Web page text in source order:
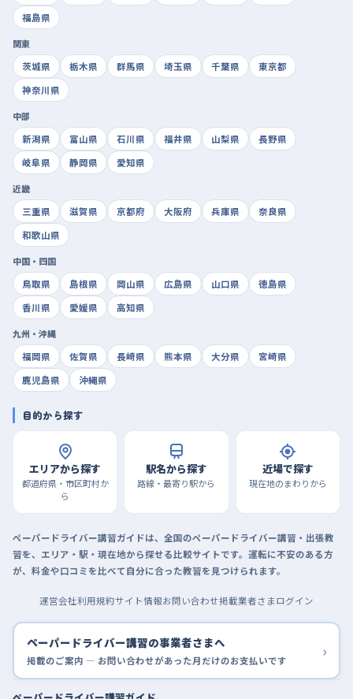
福島県
関東
茨城県
栃木県 群馬県 埼玉県 千葉県
東京都
神奈川県
中部
新潟県
富山県 石川県 福井県 山梨県
長野県
岐阜県
静岡県 愛知県
近畿
三重県
滋賀県 京都府 大阪府 兵庫県
奈良県
和歌山県
中国・四国
鳥取県
島根県 岡山県 広島県 山口県
徳島県
香川県
愛媛県 高知県
九州・沖縄
福岡県
佐賀県 長崎県 熊本県 大分県
宮崎県
鹿児島県
沖縄県
目的から探す
エリアから探す
都道府県・市区町村か
ら
駅名から探す
路線・最寄り駅から
近場で探す
現在地のまわりから
ペーパードライバー講習ガイドは、全国のペーパードライバー講習・出張教
習を、エリア・駅・現在地から探せる比較サイトです。運転に不安のある方
が、料金や口コミを比べて自分に合った教習を見つけられます。
運営会社利用規約サイト情報お問い合わせ掲載業者さまログイン
ペーパードライバー講習の事業者さまへ
掲載のご案内 — お問い合わせがあった月だけのお支払いです ›